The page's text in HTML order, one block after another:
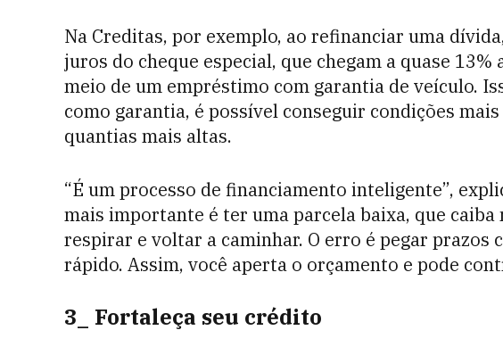
Na Creditas, por exemplo, ao refinanciar uma
juros do cheque especial, que chegam a quase
meio de um empréstimo com garantia de veículo.
como garantia, é possível conseguir condições
quantias mais altas.
“É um processo de financiamento inteligente”,
mais importante é ter uma parcela baixa, que
respirar e voltar a caminhar. O erro é pegar prazos
rápido. Assim, você aperta o orçamento e pode
3_ Fortaleça seu crédito